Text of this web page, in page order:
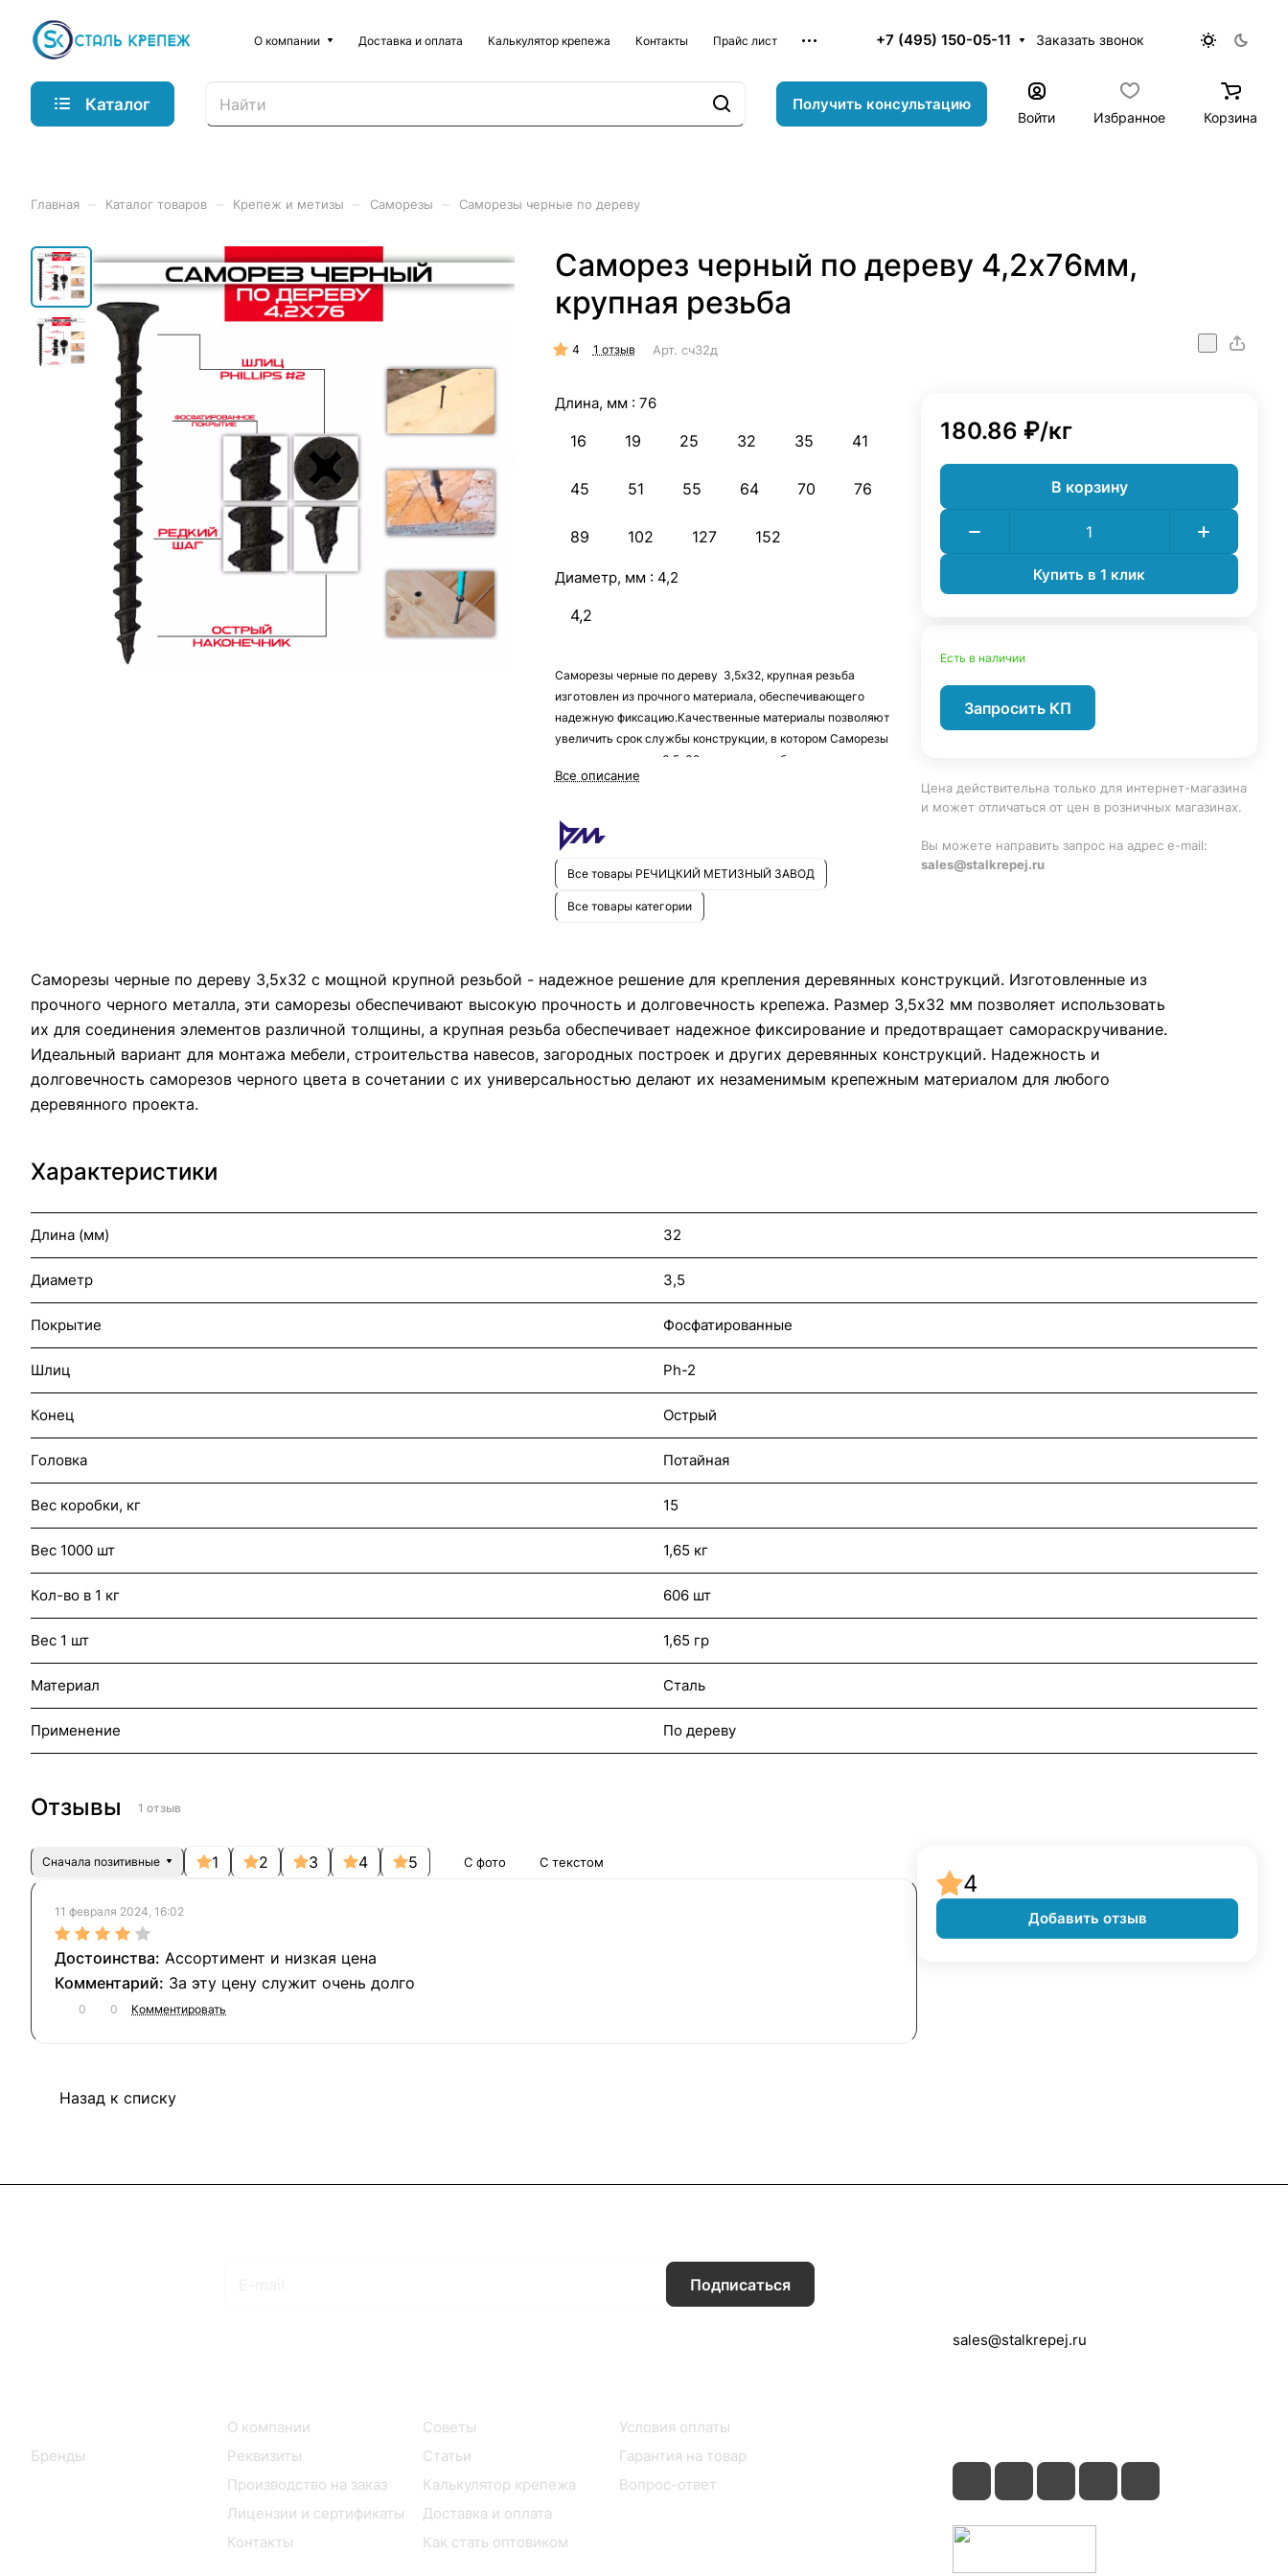
О компании Доставка и оплата Калькулятор крепежа Контакты Прайс лист +7 (495) 150-05-11 Заказать звонок
Каталог Получить консультацию
Войти Избранное Корзина
Главная Каталог товаров Крепеж и метизы Саморезы Саморезы черные по дереву
Саморез черный по дереву 4,2х76мм,
крупная резьба
4 1 отзыв Арт. сч32д
Длина, мм : 76
16 19 25 32 35 41
45 51 55 64 70 76
89 102 127 152
Диаметр, мм : 4,2
4,2
Саморезы черные по дереву 3,5х32, крупная резьба
изготовлен из прочного материала, обеспечивающего
надежную фиксацию.Качественные материалы позволяют
увеличить срок службы конструкции, в котором Саморезы
черные по дереву 3,5х32, крупная резьба служит
креплением. Вторым его преимуществом является
практически незаметен, что позволит сделать любой
дизайн как в помещении, так и на улице.
Все описание
Все товары РЕЧИЦКИЙ МЕТИЗНЫЙ ЗАВОД
Все товары категории
180.86 ₽/кг
В корзину
Купить в 1 клик
Есть в наличии
Запросить КП
Цена действительна только для интернет-магазина
и может отличаться от цен в розничных магазинах.
Вы можете направить запрос на адрес e-mail:
sales@stalkrepej.ru
Саморезы черные по дереву 3,5х32 с мощной крупной резьбой - надежное решение для крепления деревянных конструкций. Изготовленные из
прочного черного металла, эти саморезы обеспечивают высокую прочность и долговечность крепежа. Размер 3,5х32 мм позволяет использовать
их для соединения элементов различной толщины, а крупная резьба обеспечивает надежное фиксирование и предотвращает самораскручивание.
Идеальный вариант для монтажа мебели, строительства навесов, загородных построек и других деревянных конструкций. Надежность и
долговечность саморезов черного цвета в сочетании с их универсальностью делают их незаменимым крепежным материалом для любого
деревянного проекта.
Характеристики
Длина (мм) 32
Диаметр 3,5
Покрытие Фосфатированные
Шлиц Ph-2
Конец Острый
Головка Потайная
Вес коробки, кг 15
Вес 1000 шт 1,65 кг
Кол-во в 1 кг 606 шт
Вес 1 шт 1,65 гр
Материал Сталь
Применение По дереву
Отзывы 1 отзыв
Сначала позитивные 1 2 3 4 5 С фото С текстом
11 февраля 2024, 16:02
Ассортимент и низкая цена
За эту цену служит очень долго
0 0 Комментировать
4
Добавить отзыв
Назад к списку
Подписаться
Бренды
О компании
Реквизиты
Производство на заказ
Лицензии и сертификаты
Контакты
Советы
Статьи
Калькулятор крепежа
Доставка и оплата
Как стать оптовиком
Условия оплаты
Гарантия на товар
Вопрос-ответ
sales@stalkrepej.ru